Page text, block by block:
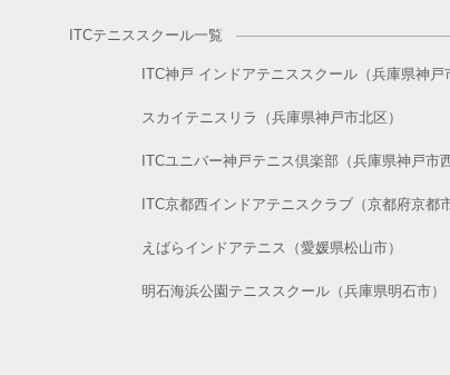
ITCテニススクール一覧
ITC神戸 インドアテニススクール（兵庫県神戸
スカイテニスリラ（兵庫県神戸市北区）
ITCユニバー神戸テニス倶楽部（兵庫県神戸市
ITC京都西インドアテニスクラブ（京都府京都市
えばらインドアテニス（愛媛県松山市）
明石海浜公園テニススクール（兵庫県明石市）